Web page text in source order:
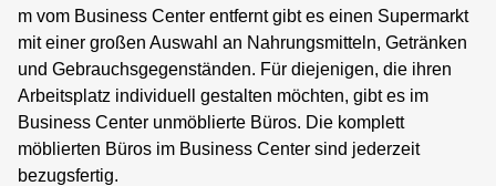
m vom Business Center entfernt gibt es einen Supermarkt
mit einer großen Auswahl an Nahrungsmitteln, Getränken
und Gebrauchsgegenständen. Für diejenigen, die ihren
Arbeitsplatz individuell gestalten möchten, gibt es im
Business Center unmöblierte Büros. Die komplett
möblierten Büros im Business Center sind jederzeit
bezugsfertig.